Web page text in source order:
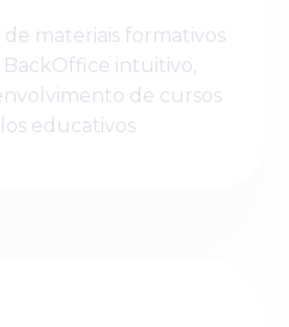
materiais formativos
intuitivo,
de cursos
educativos